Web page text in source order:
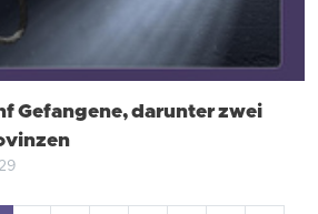
Gefangene, darunter zwei